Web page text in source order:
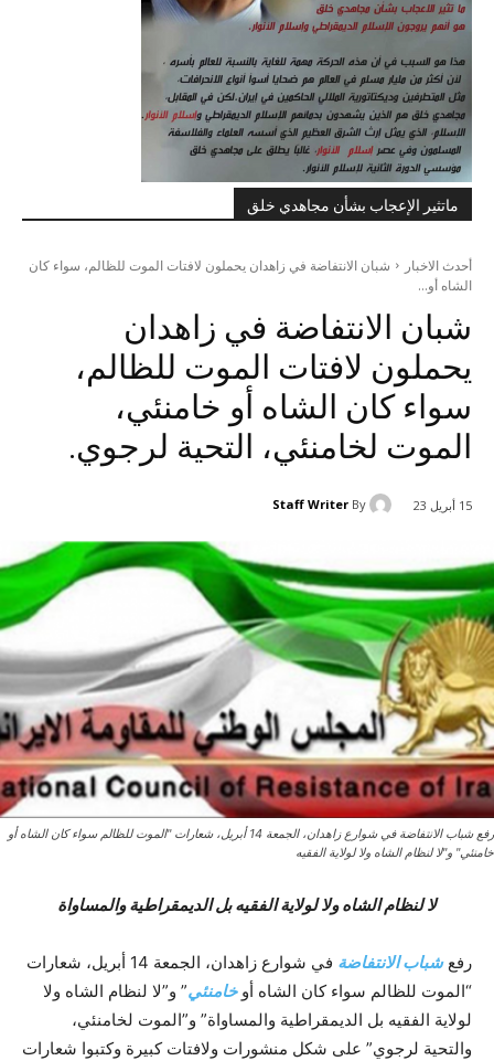
ماتثير الإعجاب بشأن مجاهدي خلق
أحدث الاخبار
شبان الانتفاضة في زاهدان يحملون لافتات الموت للظالم، سواء كان
الشاه أو...
شبان الانتفاضة في زاهدان
يحملون لافتات الموت للظالم،
سواء كان الشاه أو خامنئي،
الموت لخامنئي، التحية لرجوي.
15 أبريل 23 By
Staff Writer
رفع شباب الانتفاضة في شوارع زاهدان، الجمعة 14 أبريل، شعارات "الموت للظالم سواء كان الشاه أو
خامنئي" و"لا لنظام الشاه ولا لولاية الفقيه
لا لنظام الشاه ولا لولاية الفقيه بل الديمقراطية والمساواة
رفعشباب الانتفاضة
في شوارع زاهدان، الجمعة 14 أبريل، شعارات
“الموت للظالم سواء كان الشاه أوخامنئي” و”لا لنظام الشاه ولا
لولاية الفقيه بل الديمقراطية والمساواة” و”الموت لخامنئي،
والتحية لرجوي” على شكل منشورات ولافتات كبيرة وكتبوا شعارات